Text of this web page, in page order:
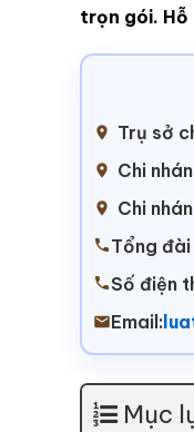
trọn gói. Hỗ
Trụ sở
Chi
Chi
Tổng
Số điện
Email:
Mục